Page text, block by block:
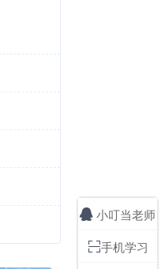
 小叮当老师
手机学习